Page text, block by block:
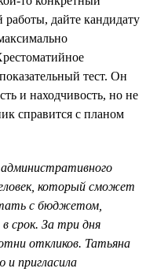
дайте кандидату
тест. Он
и находчивость, но не
справится с планом
который сможет
с бюджетом,
срок. За три дня
откликов. Татьяна
и пригласила